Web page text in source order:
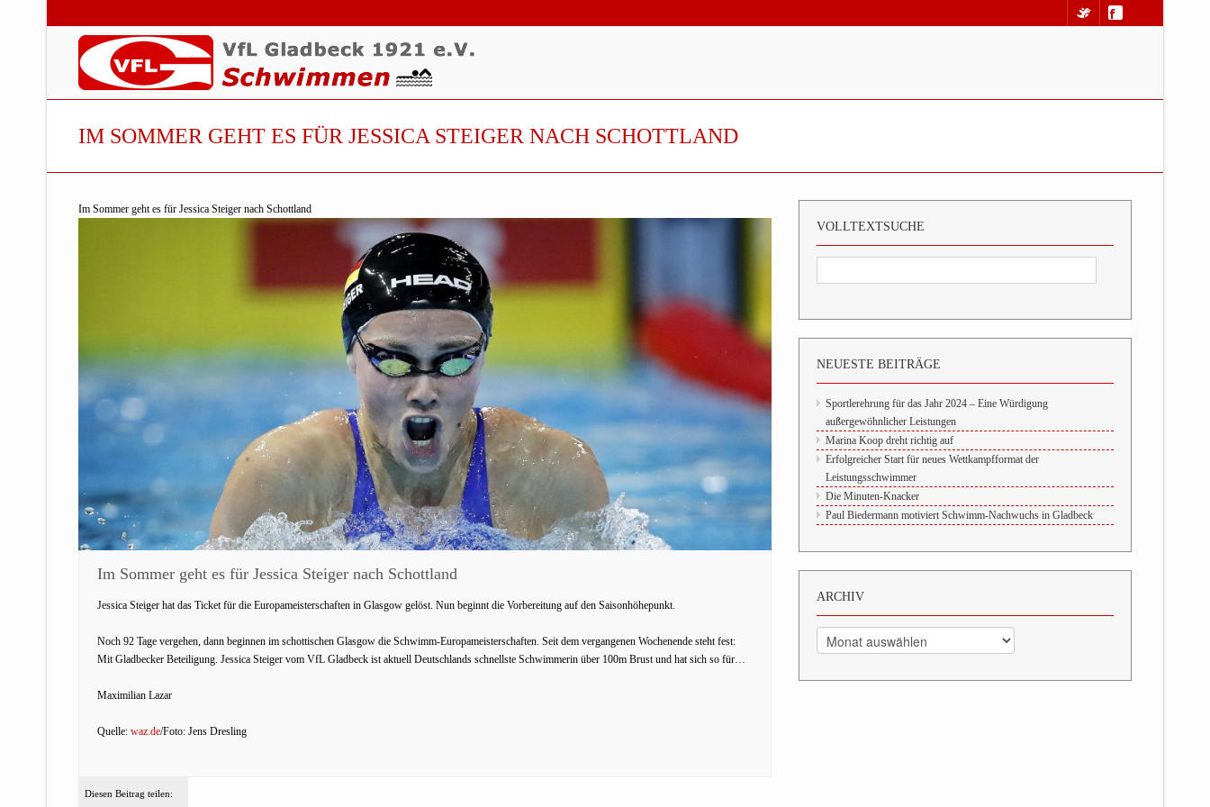
IM SOMMER GEHT ES FÜR JESSICA STEIGER NACH SCHOTTLAND
Im Sommer geht es für Jessica Steiger nach Schottland
Im Sommer geht es für Jessica Steiger nach Schottland
Jessica Steiger hat das Ticket für die Europameisterschaften in Glasgow gelöst. Nun beginnt die Vorbereitung auf den Saisonhöhepunkt.
Noch 92 Tage vergehen, dann beginnen im schottischen Glasgow die Schwimm-Europameisterschaften. Seit dem vergangenen Wochenende steht fest:
Mit Gladbecker Beteiligung. Jessica Steiger vom VfL Gladbeck ist aktuell Deutschlands schnellste Schwimmerin über 100m Brust und hat sich so für…
Maximilian Lazar
Quelle: waz.de/Foto: Jens Dresling
Diesen Beitrag teilen:
VOLLTEXTSUCHE
NEUESTE BEITRÄGE
Sportlerehrung für das Jahr 2024 – Eine Würdigung
außergewöhnlicher Leistungen
Marina Koop dreht richtig auf
Erfolgreicher Start für neues Wettkampfformat der
Leistungsschwimmer
Die Minuten-Knacker
Paul Biedermann motiviert Schwimm-Nachwuchs in Gladbeck
ARCHIV
Archiv